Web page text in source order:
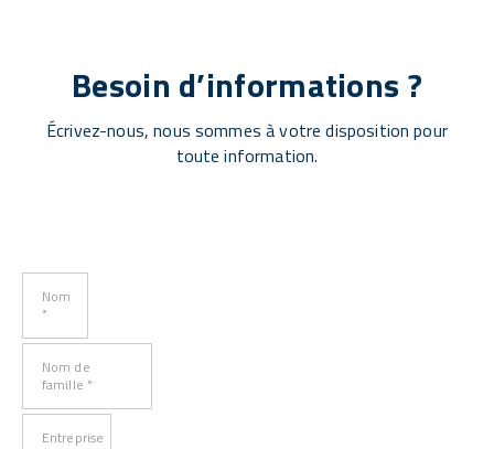
Besoin d’informations ?
Écrivez-nous, nous sommes à votre disposition pour
toute information.
Nom
*
Nom de
famille *
Entreprise